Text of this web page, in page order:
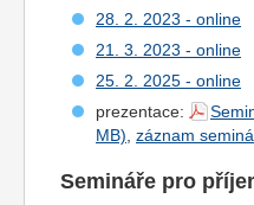
28. 2. 2023 - online
21. 3. 2023 - online
25. 2. 2025 - online
prezentace:
, záznam
Semináře pro